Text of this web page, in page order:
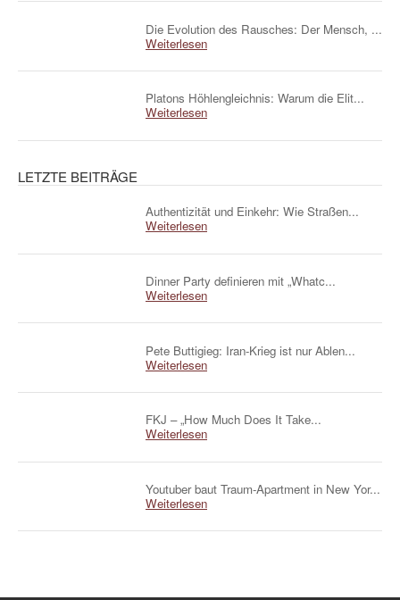
Die Evolution des Rausches: Der Mensch, ...
Weiterlesen
Platons Höhlengleichnis: Warum die Elit...
Weiterlesen
LETZTE BEITRÄGE
Authentizität und Einkehr: Wie Straßen...
Weiterlesen
Dinner Party definieren mit „Whatc...
Weiterlesen
Pete Buttigieg: Iran-Krieg ist nur Ablen...
Weiterlesen
FKJ – „How Much Does It Take...
Weiterlesen
Youtuber baut Traum-Apartment in New Yor...
Weiterlesen